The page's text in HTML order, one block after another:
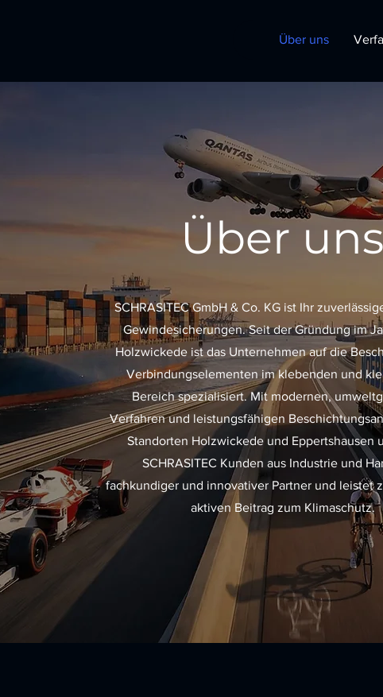
Über uns
Über uns
SCHRASITEC GmbH & Co. KG ist Ihr
Gewindesicherungen. Seit der Gründung im
Holzwickede ist das Unternehmen auf die
Verbindungselementen im klebenden und
Bereich spezialisiert. Mit modernen,
Verfahren und leistungsfähigen
Standorten Holzwickede und Eppertshausen
SCHRASITEC Kunden aus Industrie und
fachkundiger und innovativer Partner und leistet
aktiven Beitrag zum Klimaschutz.